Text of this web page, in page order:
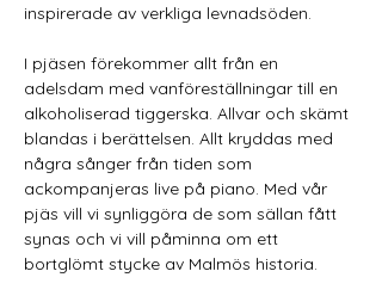
inspirerade av verkliga levnadsöden.
I pjäsen förekommer allt från en
adelsdam med vanföreställningar till en
alkoholiserad tiggerska. Allvar och skämt
blandas i berättelsen. Allt kryddas med
några sånger från tiden som
ackompanjeras live på piano. Med vår
pjäs vill vi synliggöra de som sällan fått
synas och vi vill påminna om ett
bortglömt stycke av Malmös historia.